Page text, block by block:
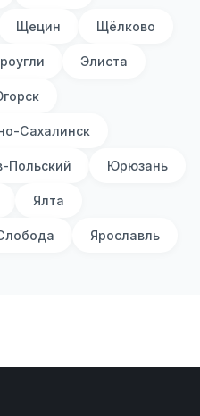
Щецин Щёлково
Элиста
Сахалинск
Польский Юрюзань
Ялта
Ярославль